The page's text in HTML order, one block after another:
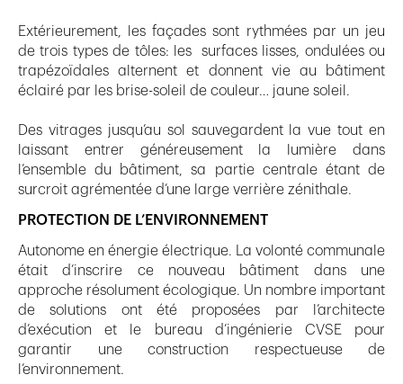
Extérieurement, les façades sont rythmées par un jeu
de trois types de tôles: les surfaces lisses, ondulées ou
trapézoïdales alternent et donnent vie au bâtiment
éclairé par les brise-soleil de couleur… jaune soleil.
Des vitrages jusqu’au sol sauvegardent la vue tout en
laissant entrer généreusement la lumière dans
l’ensemble du bâtiment, sa partie centrale étant de
surcroit agrémentée d’une large verrière zénithale.
PROTECTION DE L’ENVIRONNEMENT
Autonome en énergie électrique. La volonté communale
était d’inscrire ce nouveau bâtiment dans une
approche résolument écologique. Un nombre important
de solutions ont été proposées par l’architecte
d’exécution et le bureau d’ingénierie CVSE pour
garantir une construction respectueuse de
l’environnement.